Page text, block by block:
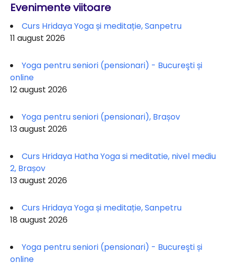
Evenimente viitoare
Curs Hridaya Yoga și meditație, Sanpetru
11 august 2026
Yoga pentru seniori (pensionari) - Bucureşti și
online
12 august 2026
Yoga pentru seniori (pensionari), Brașov
13 august 2026
Curs Hridaya Hatha Yoga si meditatie, nivel mediu
2, Brașov
13 august 2026
Curs Hridaya Yoga și meditație, Sanpetru
18 august 2026
Yoga pentru seniori (pensionari) - Bucureşti și
online